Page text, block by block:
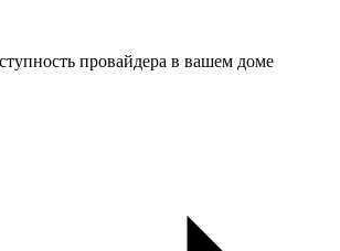
провайдера в вашем доме